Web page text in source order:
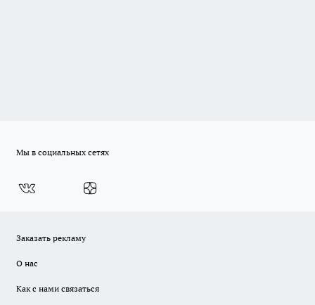
Мы в социальных сетях
Заказать рекламу
О нас
Как с нами связаться